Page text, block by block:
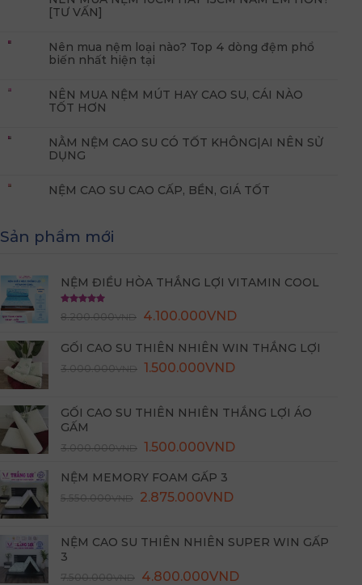
[TƯ VẤN]
Nên mua nệm loại nào? Top 4 dòng đệm phổ
biến nhất hiện tại
NÊN MUA NỆM MÚT HAY CAO SU, CÁI NÀO
TỐT HƠN
NẰM NỆM CAO SU CÓ TỐT KHÔNG|AI NÊN SỬ
DỤNG
NỆM CAO SU CAO CẤP, BỀN, GIÁ TỐT
Sản phẩm mới
NỆM ĐIỀU HÒA THẮNG LỢI VITAMIN COOL
hạng5.00
8.200.000VND 4.100.000VND
GỐI CAO SU THIÊN NHIÊN WIN THẮNG LỢI
3.000.000VND Giá
3.000.000VND.
1.500.000VNDGiá
là:
GỐI CAO SU THIÊN NHIÊN THẮNG LỢI ÁO
GẤM
3.000.000VND Giá
là:
3.000.000VND.
1.500.000VNDGiá
NỆM MEMORY FOAM GẤP 3
5.550.000VND 2.875.000VND
NỆM CAO SU THIÊN NHIÊN SUPER WIN GẤP
3
7.500.000VND 4.800.000VND